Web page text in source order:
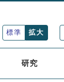
標準 拡大
研究